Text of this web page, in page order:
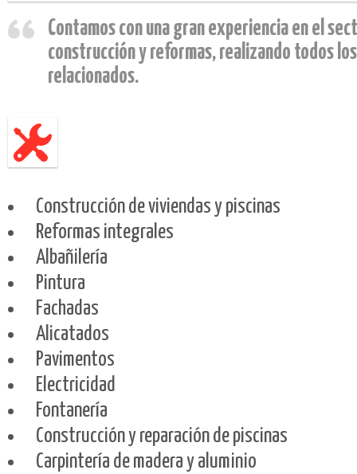
Contamos con una gran experiencia en el
construcción y reformas, realizando todos
relacionados.
Construcción de viviendas y piscinas
Reformas integrales
Albañilería
Pintura
Fachadas
Alicatados
Pavimentos
Electricidad
Fontanería
Construcción y reparación de piscinas
Carpintería de madera y aluminio